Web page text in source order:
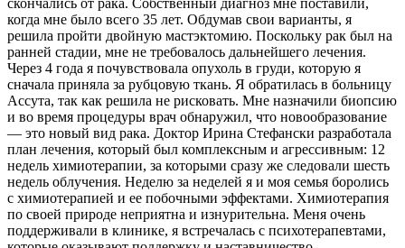
когда мне было всего 35 лет. Обдумав свои варианты, я
решила пройти двойную мастэктомию. Поскольку рак был на
ранней стадии, мне не требовалось дальнейшего лечения.
Через 4 года я почувствовала опухоль в груди, которую я
сначала приняла за рубцовую ткань. Я обратилась в больницу
Ассута, так как решила не рисковать. Мне назначили биопсию
и во время процедуры врач обнаружил, что новообразование
— это новый вид рака. Доктор Ирина Стефански разработала
план лечения, который был комплексным и агрессивным: 12
недель химиотерапии, за которыми сразу же следовали шесть
недель облучения. Неделю за неделей я и моя семья боролись
с химиотерапией и ее побочными эффектами. Химиотерапия
по своей природе неприятна и изнурительна. Меня очень
поддерживали в клинике, я встречалась с психотерапевтами,